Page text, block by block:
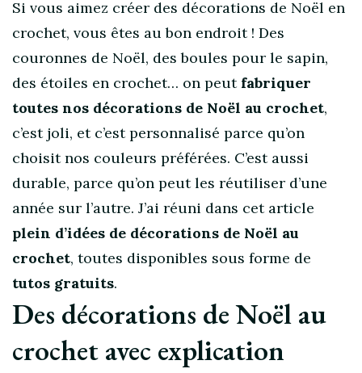
Si vous aimez créer des décorations de Noël en
crochet, vous êtes au bon endroit ! Des
couronnes de Noël, des boules pour le sapin,
des étoiles en crochet… on peutfabriquer
toutes nos décorations de Noël au crochet,
c’est joli, et c’est personnalisé parce qu’on
choisit nos couleurs préférées. C’est aussi
durable, parce qu’on peut les réutiliser d’une
année sur l’autre. J’ai réuni dans cet article
plein d’idées de décorations de Noël au
crochet, toutes disponibles sous forme de
tutos gratuits.
Des décorations de Noël au
crochet avec explication